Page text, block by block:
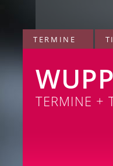
TERMINE
TERMINE +